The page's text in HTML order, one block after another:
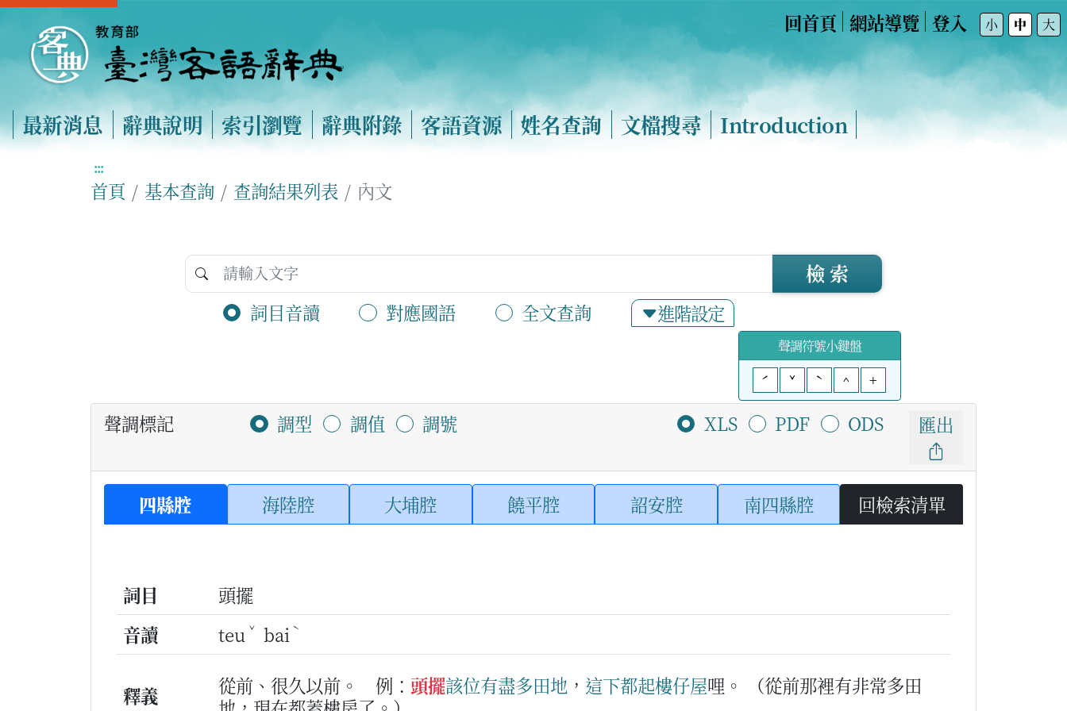
回首頁 網站導覽 登入 小 中 大
最新消息 辭典說明 索引瀏覽 辭典附錄 客語資源 姓名查詢 文檔搜尋 Introduction
:::
首頁 基本查詢 查詢結果列表 內文
詞目音讀 對應國語 全文查詢 進階設定
檢 索
聲調符號小鍵盤
ˊ
ˇ ˋ ^ +
聲調標記 調型 調值 調號 XLS PDF ODS 匯出
四縣腔 海陸腔 大埔腔 饒平腔 詔安腔 南四縣腔 回檢索清單
詞目
頭擺
音讀
teu ˇ bai ˋ
釋義 從前、很久以前。 例： 頭擺該位有盡多田地 ， 這下都起樓仔屋哩。
（從前那裡有非常多田